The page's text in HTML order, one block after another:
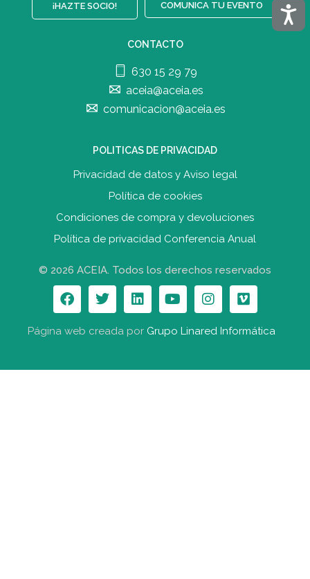
¡HAZTE SOCIO! COMUNICA TU EVENTO
CONTACTO
630 15 29 79
aceia@aceia.es
comunicacion@aceia.es
POLITICAS DE PRIVACIDAD
Privacidad de datos y Aviso legal
Política de cookies
Condiciones de compra y devoluciones
Política de privacidad Conferencia Anual
© 2026 ACEIA. Todos los derechos reservados
Página web creada por Grupo Linared Informática